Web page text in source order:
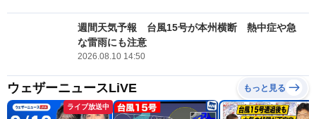
週間天気予報 台風15号が本州横断 熱中症や急
な雷雨にも注意
2026.08.10 14:50
ウェザーニュースLiVE もっと見る
ライブ放送中